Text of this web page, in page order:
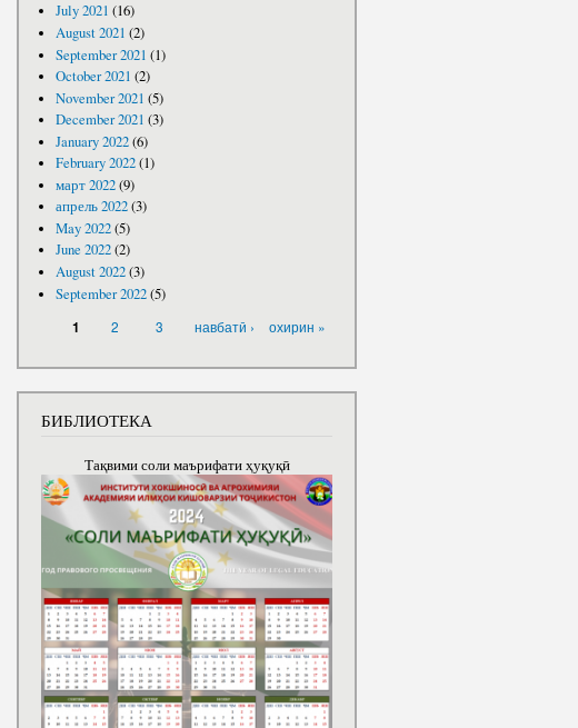
July 2021 (16)
August 2021 (2)
September 2021 (1)
October 2021 (2)
November 2021 (5)
December 2021 (3)
January 2022(6)
February 2022(1)
март 2022(9)
апрель 2022(3)
May 2022(5)
June 2022(2)
August 2022(3)
September 2022(5)
1 2 3 навбатӣ › охирин »
БИБЛИОТЕКА
Тақвими соли маърифати ҳуқуқӣ